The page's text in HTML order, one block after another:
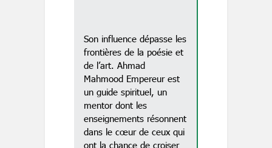
Son influence dépasse les
frontières de la poésie et
de l’art. Ahmad
Mahmood Empereur est
un guide spirituel, un
mentor dont les
enseignements résonnent
dans le cœur de ceux qui
ont la chance de croiser